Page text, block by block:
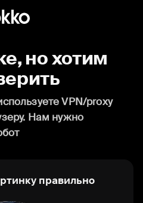
но хотим
VPN/proxy
Нам нужно
правильно